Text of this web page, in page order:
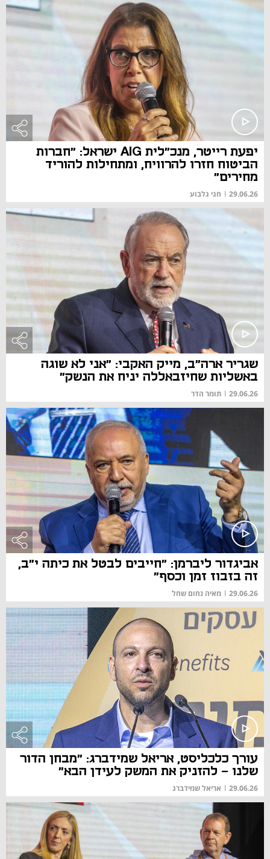
יפעת רייטר, מנכ"לית AIG ישראל: "חברות
הביטוח חזרו להרוויח, ומתחילות להוריד
מחירים"
29.06.26
| חגי גלבוע
שגריר ארה"ב, מייק האקבי: "אני לא שוגה
באשליות שחיזבאללה יניח את הנשק"
29.06.26
| תומר הדר
אביגדור ליברמן: "חייבים לבטל את כיתה י"ב,
זה בזבוז זמן וכסף"
29.06.26
| מאיה נחום שחל
עורך כלכליסט, אריאל שמידברג: "מבחן הדור
שלנו - להזניק את המשק לעידן הבא"
29.06.26
| אריאל שמידברג